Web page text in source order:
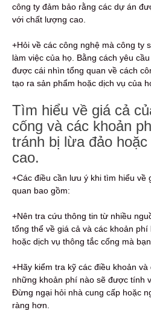
công ty đảm bảo rằng các dự án
với chất lượng cao.
+Hỏi về các công nghệ mà công ty
làm việc của họ. Bằng cách yêu
được cái nhìn tổng quan về cách
tạo ra sản phẩm hoặc dịch vụ của
Tìm hiểu về giá cả
cống và các khoản
tránh bị lừa đảo
cao.
+Các điều cần lưu ý khi tìm hiểu về
quan bao gồm:
+Nên tra cứu thông tin từ nhiều
tổng thể về giá cả và các khoản
hoặc dịch vụ thông tắc cống mà
+Hãy kiểm tra kỹ các điều khoản
những khoản phí nào sẽ được tính
Đừng ngại hỏi nhà cung cấp hoặc
ràng hơn.